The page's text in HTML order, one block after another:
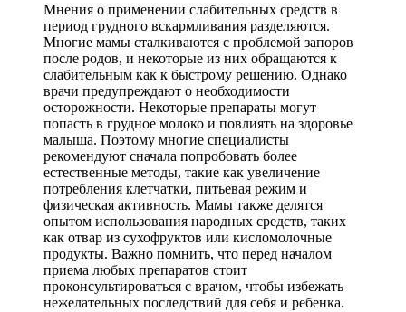
Мнения о применении слабительных средств в
период грудного вскармливания разделяются.
Многие мамы сталкиваются с проблемой запоров
после родов, и некоторые из них обращаются к
слабительным как к быстрому решению. Однако
врачи предупреждают о необходимости
осторожности. Некоторые препараты могут
попасть в грудное молоко и повлиять на здоровье
малыша. Поэтому многие специалисты
рекомендуют сначала попробовать более
естественные методы, такие как увеличение
потребления клетчатки, питьевая режим и
физическая активность. Мамы также делятся
опытом использования народных средств, таких
как отвар из сухофруктов или кисломолочные
продукты. Важно помнить, что перед началом
приема любых препаратов стоит
проконсультироваться с врачом, чтобы избежать
нежелательных последствий для себя и ребенка.